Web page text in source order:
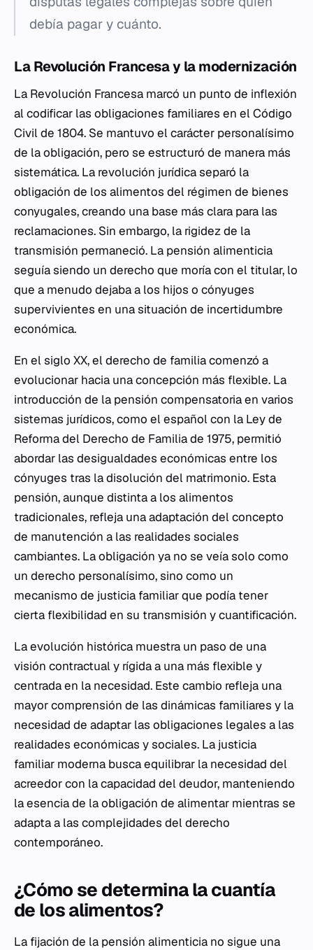
debía pagar y cuánto.
La Revolución Francesa y la modernización
La Revolución Francesa marcó un punto de inflexión
al codificar las obligaciones familiares en el Código
Civil de 1804. Se mantuvo el carácter personalísimo
de la obligación, pero se estructuró de manera más
sistemática. La revolución jurídica separó la
obligación de los alimentos del régimen de bienes
conyugales, creando una base más clara para las
reclamaciones. Sin embargo, la rigidez de la
transmisión permaneció. La pensión alimenticia
seguía siendo un derecho que moría con el titular, lo
que a menudo dejaba a los hijos o cónyuges
supervivientes en una situación de incertidumbre
económica.
En el siglo XX, el derecho de familia comenzó a
evolucionar hacia una concepción más flexible. La
introducción de la pensión compensatoria en varios
sistemas jurídicos, como el español con la Ley de
Reforma del Derecho de Familia de 1975, permitió
abordar las desigualdades económicas entre los
cónyuges tras la disolución del matrimonio. Esta
pensión, aunque distinta a los alimentos
tradicionales, refleja una adaptación del concepto
de manutención a las realidades sociales
cambiantes. La obligación ya no se veía solo como
un derecho personalísimo, sino como un
mecanismo de justicia familiar que podía tener
cierta flexibilidad en su transmisión y cuantificación.
La evolución histórica muestra un paso de una
visión contractual y rígida a una más flexible y
centrada en la necesidad. Este cambio refleja una
mayor comprensión de las dinámicas familiares y la
necesidad de adaptar las obligaciones legales a las
realidades económicas y sociales. La justicia
familiar moderna busca equilibrar la necesidad del
acreedor con la capacidad del deudor, manteniendo
la esencia de la obligación de alimentar mientras se
adapta a las complejidades del derecho
contemporáneo.
¿Cómo se determina la cuantía
de los alimentos?
La fijación de la pensión alimenticia no sigue una